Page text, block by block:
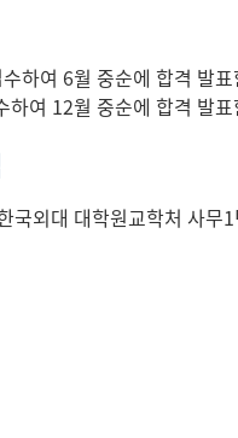
하여 6월 중순에 합격 발
하여 12월 중순에 합격 발
국외대 대학원교학처 사무